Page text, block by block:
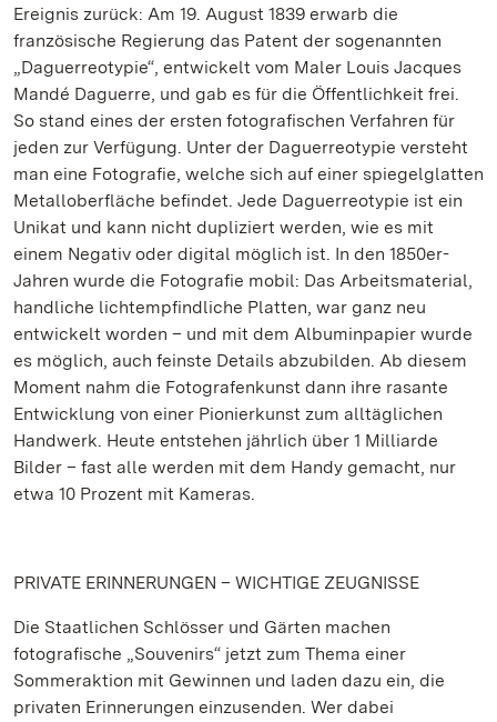
Ereignis zurück: Am 19. August 1839 erwarb die
französische Regierung das Patent der sogenannten
„Daguerreotypie“, entwickelt vom Maler Louis Jacques
Mandé Daguerre, und gab es für die Öffentlichkeit frei.
So stand eines der ersten fotografischen Verfahren für
jeden zur Verfügung. Unter der Daguerreotypie versteht
man eine Fotografie, welche sich auf einer spiegelglatten
Metalloberfläche befindet. Jede Daguerreotypie ist ein
Unikat und kann nicht dupliziert werden, wie es mit
einem Negativ oder digital möglich ist. In den 1850er-
Jahren wurde die Fotografie mobil: Das Arbeitsmaterial,
handliche lichtempfindliche Platten, war ganz neu
entwickelt worden – und mit dem Albuminpapier wurde
es möglich, auch feinste Details abzubilden. Ab diesem
Moment nahm die Fotografenkunst dann ihre rasante
Entwicklung von einer Pionierkunst zum alltäglichen
Handwerk. Heute entstehen jährlich über 1 Milliarde
Bilder – fast alle werden mit dem Handy gemacht, nur
etwa 10 Prozent mit Kameras.
PRIVATE ERINNERUNGEN – WICHTIGE ZEUGNISSE
Die Staatlichen Schlösser und Gärten machen
fotografische „Souvenirs“ jetzt zum Thema einer
Sommeraktion mit Gewinnen und laden dazu ein, die
privaten Erinnerungen einzusenden. Wer dabei